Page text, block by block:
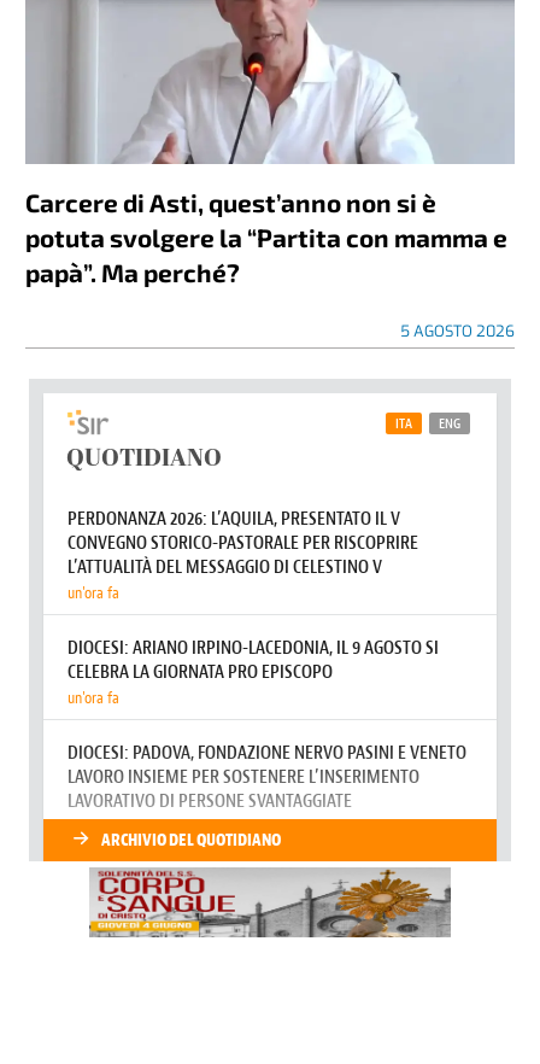
Carcere di Asti, quest’anno non si è
potuta svolgere la “Partita con mamma e
papà”. Ma perché?
5 AGOSTO 2026